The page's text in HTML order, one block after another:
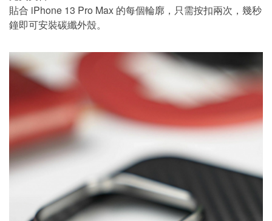
貼合 iPhone 13 Pro Max 的每個輪廓，只需按扣兩次，幾秒
鐘即可安裝碳纖外殼。